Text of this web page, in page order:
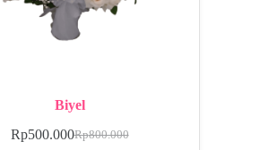
Biyel
Rp800.000
Rp500.000